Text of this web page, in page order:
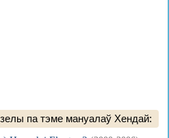
па тэме мануалаў Хендай: